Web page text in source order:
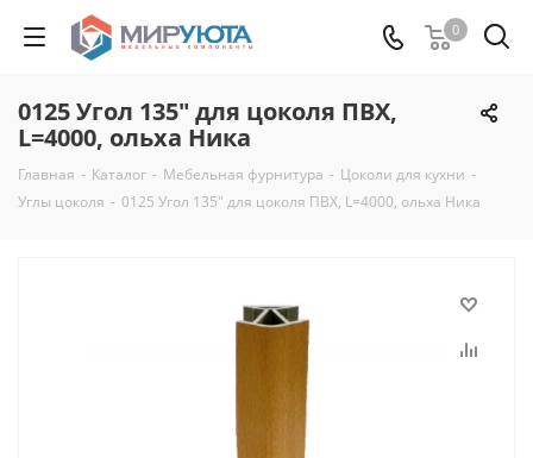
0
0125 Угол 135" для цоколя ПВХ,
L=4000, ольха Ника
Главная - Каталог - Мебельная фурнитура - Цоколи для кухни -
Углы цоколя - 0125 Угол 135" для цоколя ПВХ, L=4000, ольха Ника